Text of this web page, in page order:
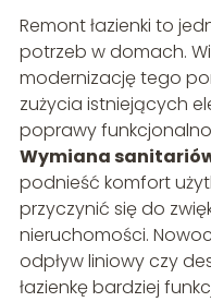
Remont łazienki to
potrzeb w domach.
modernizację tego
zużycia istniejących
poprawy
Wymiana
podnieść komfort
przyczynić się do
nieruchomości.
odpływ liniowy czy
łazienkę bardziej